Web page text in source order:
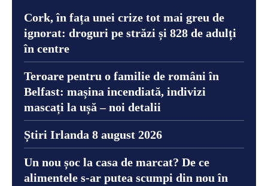
Cork, în fața unei crize tot mai greu de
ignorat: droguri pe străzi și 828 de adulți
în centre
Teroare pentru o familie de români în
Belfast: mașina incendiată, indivizi
mascați la ușă – noi detalii
Știri Irlanda 8 august 2026
Un nou șoc la casa de marcat? De ce
alimentele s-ar putea scumpi din nou în